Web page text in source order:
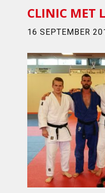
CLINIC MET
16 SEPTEMBER